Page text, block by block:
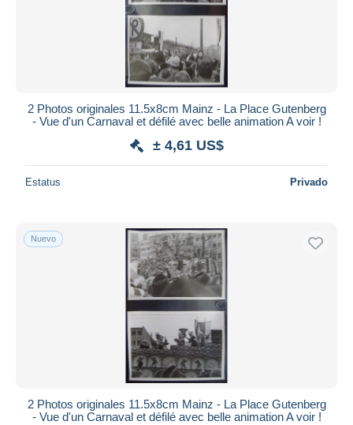
2 Photos originales 11.5x8cm Mainz - La Place Gutenberg
- Vue d'un Carnaval et défilé avec belle animation A voir !
± 4,61 US$
Estatus Privado
Nuevo
2 Photos originales 11.5x8cm Mainz - La Place Gutenberg
- Vue d'un Carnaval et défilé avec belle animation A voir !